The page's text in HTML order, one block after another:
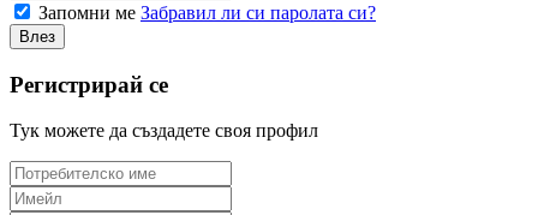
Запомни ме Забравил ли си паролата си?
Регистрирай се
Тук можете да създадете своя профил